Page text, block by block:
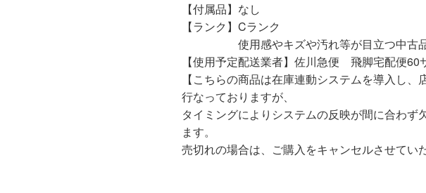
【付属品】なし
【ランク】Cランク
使用感やキズや汚れ等が目立つ中古
【使用予定配送業者】佐川急便 飛脚宅配便60
【こちらの商品は在庫連動システムを導入し
行なっておりますが、
タイミングによりシステムの反映が間に合わず
ます。
売切れの場合は、ご購入をキャンセルさせてい